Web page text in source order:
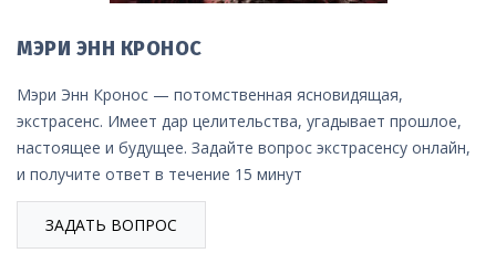
МЭРИ ЭНН КРОНОС
Мэри Энн Кронос — потомственная ясновидящая,
экстрасенс. Имеет дар целительства, угадывает прошлое,
настоящее и будущее. Задайте вопрос экстрасенсу онлайн,
и получите ответ в течение 15 минут
ЗАДАТЬ ВОПРОС